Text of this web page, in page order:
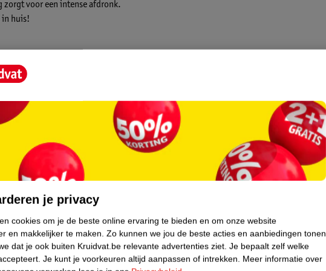
zorgt voor een intense afdronk.
in huis!
je privacy
cookies om je de beste online ervaring te bieden en om onze website
en makkelijker te maken. Zo kunnen we jou de beste acties en aanbiedingen tonen
dat je ook buiten Kruidvat.be relevante advertenties ziet. Je bepaalt zelf welke
Je kunt je voorkeuren altijd aanpassen of intrekken. Meer informatie over